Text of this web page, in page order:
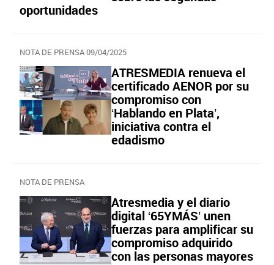
oportunidades
NOTA DE PRENSA 09/04/2025
ATRESMEDIA renueva el
certificado AENOR por su
compromiso con
‘Hablando en Plata’,
iniciativa contra el
edadismo
NOTA DE PRENSA
Atresmedia y el diario
digital ‘65YMÁS’ unen
fuerzas para amplificar su
compromiso adquirido
con las personas mayores